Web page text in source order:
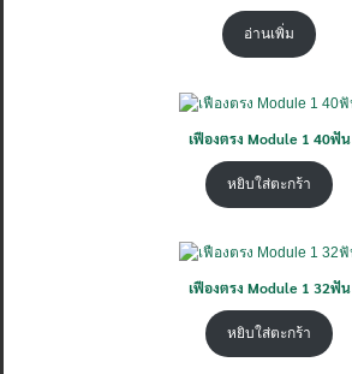
อ่านเพิ่ม
เฟืองตรง Module 1 40ฟัน
หยิบใส่ตะกร้า
เฟืองตรง Module 1 32ฟัน
หยิบใส่ตะกร้า